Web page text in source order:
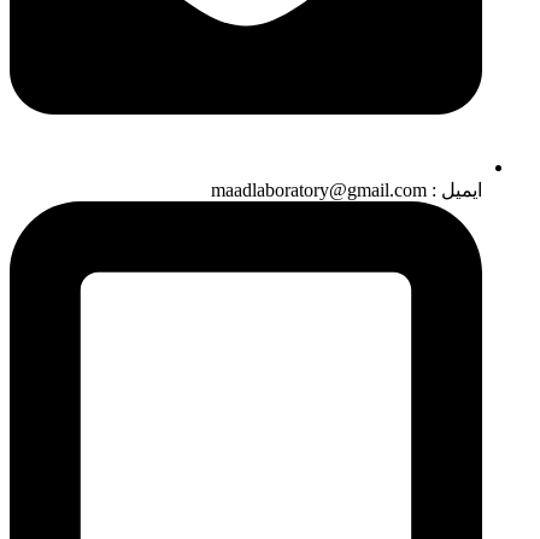
ایمیل : maadlaboratory@gmail.com